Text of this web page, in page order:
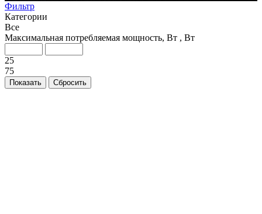
Фильтр
Категории
Все
Максимальная потребляемая мощность, Вт , Вт
25
75